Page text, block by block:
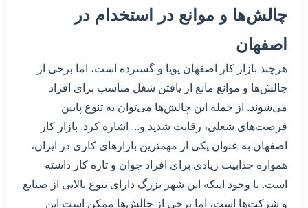
چالش‌ها و موانع در استخدام در
اصفهان
هرچند بازار کار اصفهان پویا و گسترده است، اما برخی از
چالش‌ها و موانع مانع از یافتن شغل مناسب برای افراد
می‌شوند. از جمله این چالش‌ها می‌توان به تنوع پایین
فرصت‌های شغلی، رقابت شدید و... اشاره کرد. بازار کار
اصفهان به عنوان یکی از مهمترین بازارهای کاری در ایران،
همواره جذابیت زیادی برای افراد جوان و تازه کار داشته
است. با وجود اینکه این شهر بزرگ دارای تنوع بالایی از صنایع
و شرکت‌ها است، اما برخی از چالش‌ها ممکن است این